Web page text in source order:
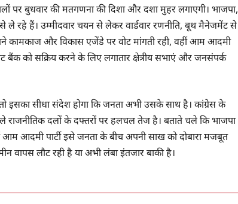
पर बुधवार की मतगणना की दिशा और दशा मुहर लगाएगी। भाजपा,
रहे हैं। उम्मीदवार चयन से लेकर वार्डवार रणनीति, बूथ मैनेजमेंट से
कामकाज और विकास एजेंडे पर वोट मांगती रही, वहीं आम आदमी
बैंक को सक्रिय करने के लिए लगातार क्षेत्रीय सभाएं और जनसंपर्क
इसका सीधा संदेश होगा कि जनता अभी उसके साथ है। कांग्रेस के
राजनीतिक दलों के दफ्तरों पर हलचल तेज है। बताते चले कि भाजपा
आदमी पार्टी इसे जनता के बीच अपनी साख को दोबारा मजबूत
वापस लौट रही है या अभी लंबा इंतजार बाकी है।